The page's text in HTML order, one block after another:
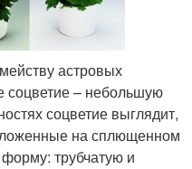
астровых
соцветие – небольшую
соцветие выглядит,
на сплющенном
трубчатую и